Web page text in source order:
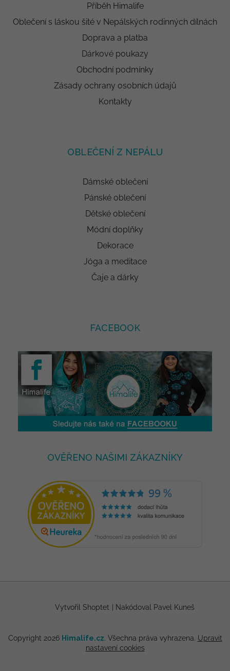
Příběh Himalife
Oblečení s láskou šité v Nepálských rodinných dílnách
Doprava a platba
Dárkové poukazy
Obchodní podmínky
Zásady ochrany osobních údajů
Kontakty
OBLEČENÍ Z NEPÁLU
Dámské oblečení
Pánské oblečení
Dětské oblečení
Módní doplňky
Dekorace
Jóga a meditace
Čaje a dárky
FACEBOOK
OVĚŘENO NAŠIMI ZÁKAZNÍKY
Vytvořil Shoptet Nakódoval Pavel Kuneš
Copyright 2026 Himalife.cz. Všechna práva vyhrazena. Upravit
nastavení cookies